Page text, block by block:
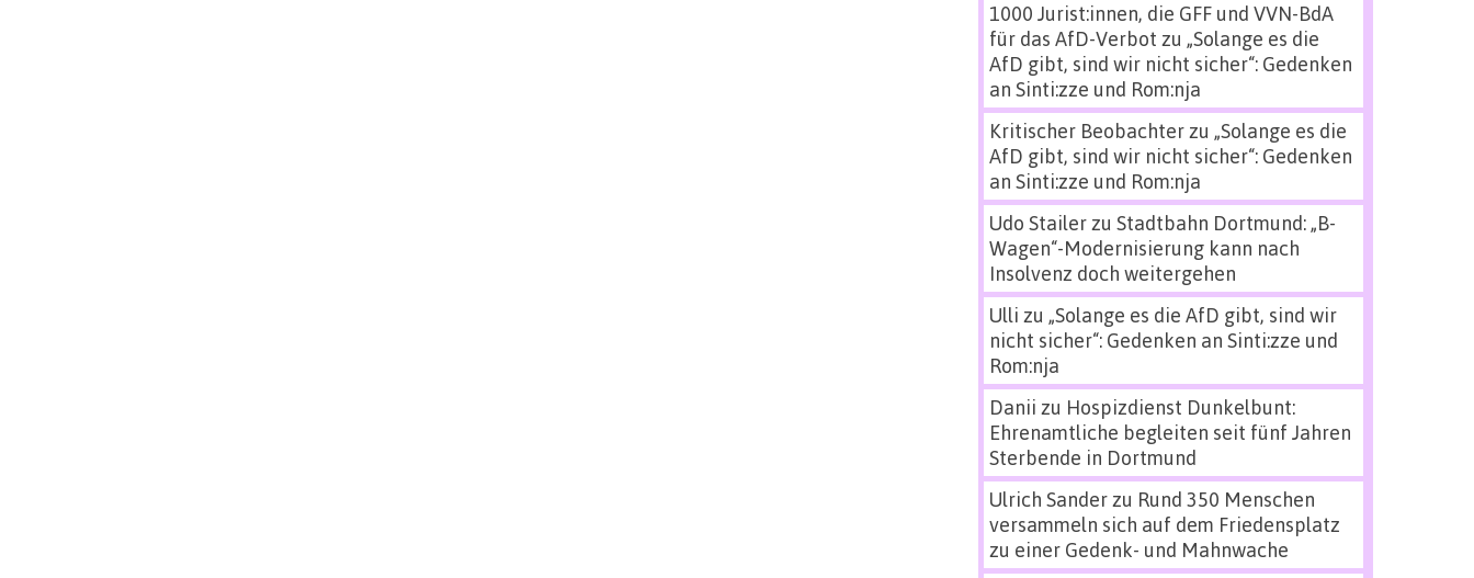
1000 Jurist:innen, die GFF und VVN-BdA
für das AfD-Verbot zu „Solange es die
AfD gibt, sind wir nicht sicher“: Gedenken
an Sinti:zze und Rom:nja
Kritischer Beobachterzu „Solange es die
AfD gibt, sind wir nicht sicher“: Gedenken
an Sinti:zze und Rom:nja
Udo Stailerzu Stadtbahn Dortmund: „B-
Wagen“-Modernisierung kann nach
Insolvenz doch weitergehen
Ulli zu „Solange es die AfD gibt, sind wir
nicht sicher“: Gedenken an Sinti:zze und
Rom:nja
Danii zu Hospizdienst Dunkelbunt:
Ehrenamtliche begleiten seit fünf Jahren
Sterbende in Dortmund
Ulrich Sanderzu Rund 350 Menschen
versammeln sich auf dem Friedensplatz
zu einer Gedenk- und Mahnwache